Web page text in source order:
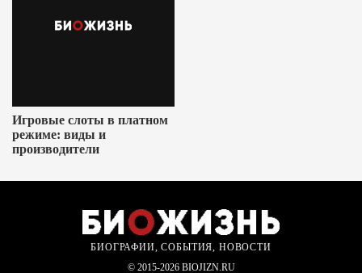
Игровые слоты в платном
режиме: виды и
производители
БИОГРАФИИ, СОБЫТИЯ, НОВОСТИ
© 2015-2026 BIOJIZN.RU